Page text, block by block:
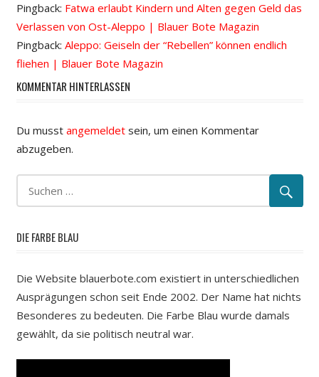
Pingback: Fatwa erlaubt Kindern und Alten gegen Geld das
Verlassen von Ost-Aleppo | Blauer Bote Magazin
Pingback: Aleppo: Geiseln der “Rebellen” können endlich
fliehen | Blauer Bote Magazin
KOMMENTAR HINTERLASSEN
Du musst angemeldetsein, um einen Kommentar
abzugeben.
DIE FARBE BLAU
Die Website blauerbote.com existiert in unterschiedlichen
Ausprägungen schon seit Ende 2002. Der Name hat nichts
Besonderes zu bedeuten. Die Farbe Blau wurde damals
gewählt, da sie politisch neutral war.